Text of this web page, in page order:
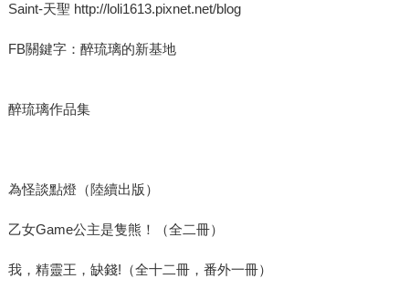
Saint-天聖 http://loli1613.pixnet.net/blog
FB關鍵字：醉琉璃的新基地
醉琉璃作品集
為怪談點燈（陸續出版）
乙女Game公主是隻熊！（全二冊）
我，精靈王，缺錢!（全十二冊，番外一冊）